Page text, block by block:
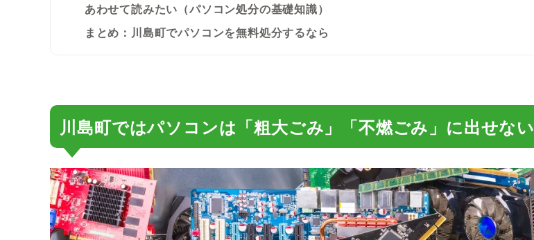
あわせて読みたい（パソコン処分の基礎知識）
まとめ：川島町でパソコンを無料処分するなら
川島町ではパソコンは「粗大ごみ」「不燃ごみ」に出せない